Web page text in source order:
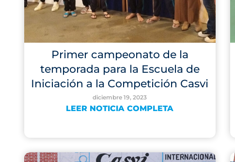
Primer campeonato de la
temporada para la Escuela de
Iniciación a la Competición Casvi
diciembre 19, 2023
LEER NOTICIA COMPLETA